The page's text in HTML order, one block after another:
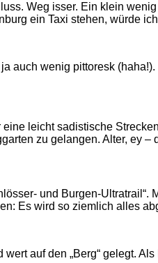
Weg isser. Ein klein
ein Taxi stehen, würde
auch wenig pittoresk
leicht sadistische
zu gelangen. Alter, ey –
und Burgen-
Es wird so ziemlich alles
auf den „Berg“ gelegt.